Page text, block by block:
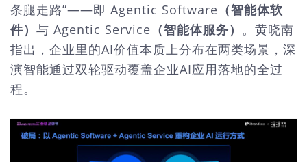
条腿走路”——即 Agentic Software （智能体软
件） 与 Agentic Service （智能体服务） 。黄晓南
指出，企业里的AI价值本质上分布在两类场景，深
演智能通过双轮驱动覆盖企业AI应用落地的全过
程。